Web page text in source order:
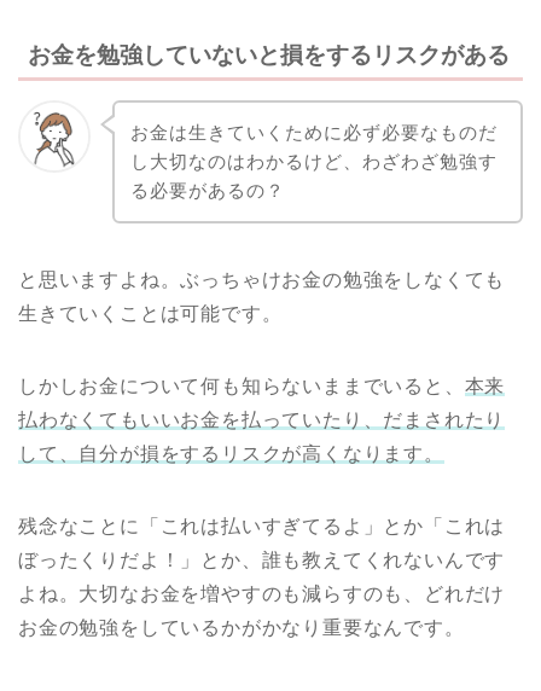
お金を勉強していないと損をするリスクがある
お金は生きていくために必ず必要なものだ
し大切なのはわかるけど、わざわざ勉強す
る必要があるの？
と思いますよね。ぶっちゃけお金の勉強をしなくても
生きていくことは可能です。
しかしお金について何も知らないままでいると、 本来
払わなくてもいいお金を払っていたり、だまされたり
して、自分が損をするリスクが高くなります。
残念なことに「これは払いすぎてるよ」とか「これは
ぼったくりだよ！」とか、誰も教えてくれないんです
よね。大切なお金を増やすのも減らすのも、どれだけ
お金の勉強をしているかがかなり重要なんです。